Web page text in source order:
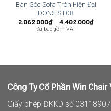
Bàn Góc Sofa Tròn Hiện Đại
DONS-ST08
2.862.000₫ – 4.482.000₫Khoảng
giá:
Đã bao gồm VAT
Công Ty Cổ Phần Win Chair
Giấy phép ĐKKD số